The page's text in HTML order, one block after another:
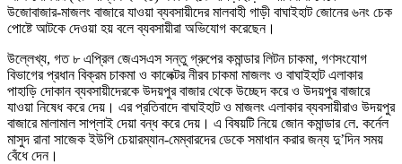
উজোবাজার-মাজলং বাজারে যাওয়া ব্যবসায়ীদের মালবাহী গাড়ী বাঘাইহাট জোনের ৬নং চেক
পোষ্টে আটকে দেওয়া হয় বলে ব্যবসায়ীরা অভিযোগ করেছেন।
উল্লেখ্য, গত ৮ এপ্রিল জেএসএস সন্তু গ্রুপের কমান্ডার লিটন চাকমা, গণসংযোগ
বিভাগের প্রধান বিক্রম চাকমা ও কালেক্টর নীরব চাকমা মাজলং ও বাঘাইহাট এলাকার
পাহাড়ি দোকান ব্যবসায়ীদেরকে উদয়পুর বাজার থেকে উচ্ছেদ করে ও উদয়পুর বাজারে
যাওয়া নিষেধ করে দেয়। এর প্রতিবাদে বাঘাইহাট ও মাজলং এলাকার ব্যবসায়ীরাও উদয়পুর
বাজারে মালামাল সাপ্লাই দেয়া বন্ধ করে দেয়। এ বিষয়টি নিয়ে জোন কমান্ডার লে. কর্নেল
মাসুদ রানা সাজেক ইউপি চেয়ারম্যান-মেম্বারদের ডেকে সমাধান করার জন্য দু’দিন সময়
বেঁধে দেন।